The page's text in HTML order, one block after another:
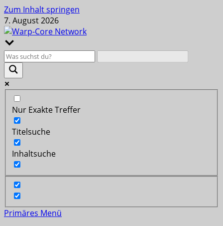
Zum Inhalt springen
7. August 2026
Nur Exakte Treffer
Titelsuche
Inhaltsuche
Primäres Menü